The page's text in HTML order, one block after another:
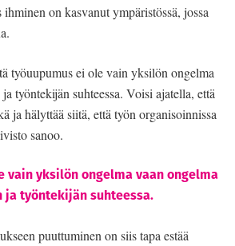
on kasvanut ympäristössä, jossa
työuupumus ei ole vain yksilön ongelma
työntekijän suhteessa. Voisi ajatella, että
ja hälyttää siitä, että työn organisoinnissa
sanoo.
vain yksilön ongelma vaan ongelma
ja työntekijän suhteessa.
puuttuminen on siis tapa estää